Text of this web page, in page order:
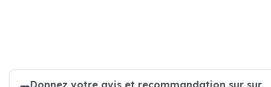
Donnez votre avis et recommandation sur sur